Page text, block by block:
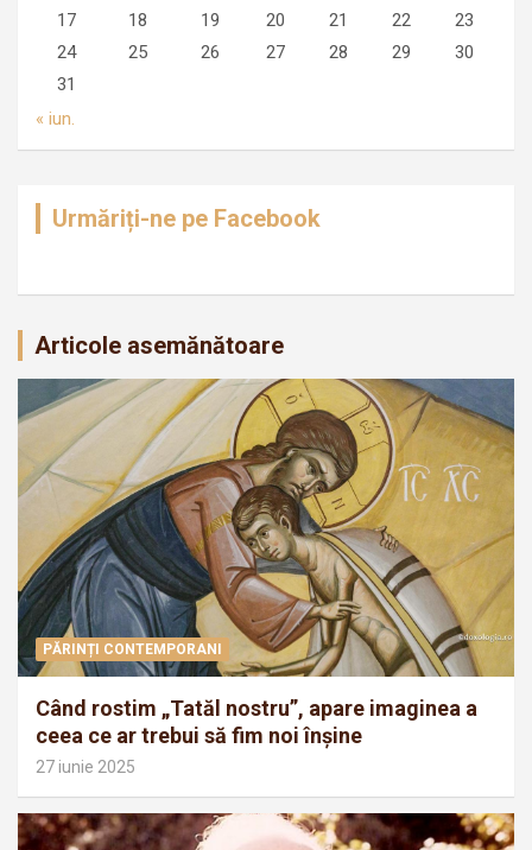
17
18 19 20 21 22
23
24
25 26 27 28 29
30
31
« iun.
Urmăriți-ne pe Facebook
Articole asemănătoare
PĂRINȚI CONTEMPORANI
Când rostim „Tatăl nostru”, apare imaginea a
ceea ce ar trebui să fim noi înșine
27 iunie 2025